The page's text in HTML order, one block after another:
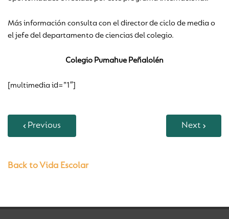
Más información consulta con el director de ciclo de media o
el jefe del departamento de ciencias del colegio.
Colegio Pumahue Peñalolén
[multimedia id=”1″]
Previous Next
Back to Vida Escolar